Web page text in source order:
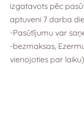
izgatavots pēc
aptuveni 7 darba
-Pasūtījumu var
-bezmaksas,
vienojoties par